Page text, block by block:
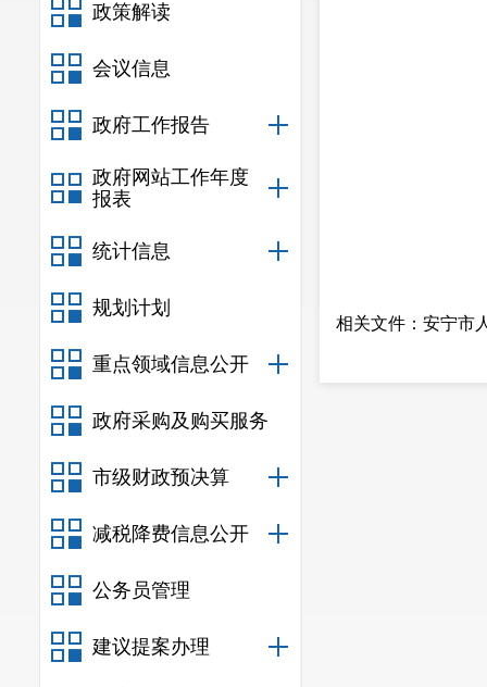
政策解读
会议信息
政府工作报告
政府网站工作年度
报表
统计信息
规划计划
重点领域信息公开
政府采购及购买服务
市级财政预决算
减税降费信息公开
公务员管理
建议提案办理
相关文件： 安宁市